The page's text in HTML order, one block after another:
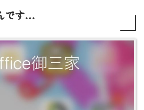
です…